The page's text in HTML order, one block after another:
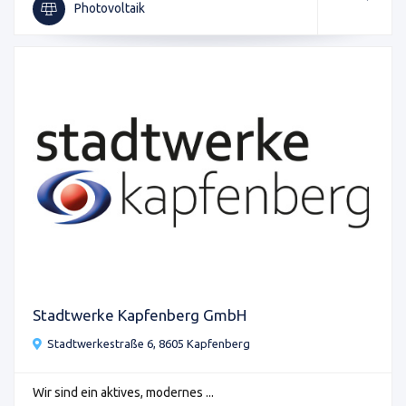
Photovoltaik
Stadtwerke Kapfenberg GmbH
Stadtwerkestraße 6, 8605 Kapfenberg
Wir sind ein aktives, modernes ...